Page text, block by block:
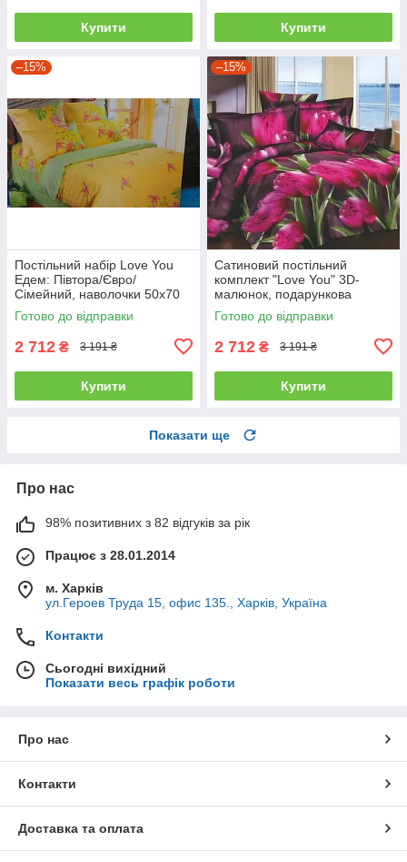
Купити Купити
–15%
Постільний набір Love You
Едем: Півтора/Євро/
Сімейний, наволочки 50x70
полуторний
Готово до відправки
2 712 ₴ 3 191 ₴
Купити
–15%
Сатиновий постільний
комплект "Love You" 3D-
малюнок, подарункова
упаковка полуторний
Готово до відправки
2 712 ₴ 3 191 ₴
Купити
Показати ще
Про нас
98% позитивних з 82 відгуків за рік
Працює з 28.01.2014
м. Харків
ул.Героев Труда 15, офис 135., Харків, Україна
Контакти
Сьогодні вихідний
Показати весь графік роботи
Про нас
Контакти
Доставка та оплата